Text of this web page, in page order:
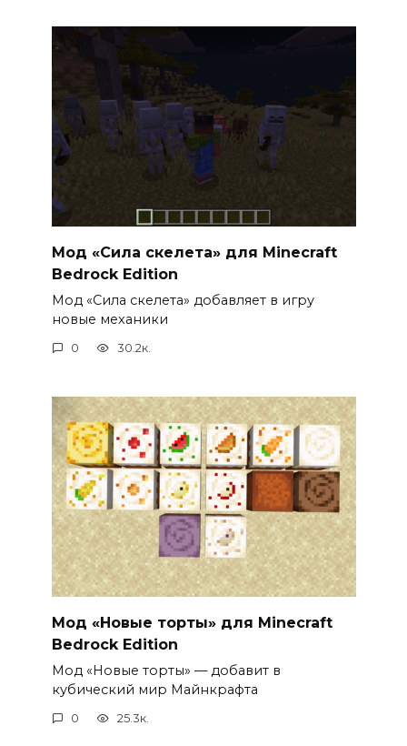
Мод «Сила скелета» для Minecraft
Bedrock Edition
Мод «Сила скелета» добавляет в игру
новые механики
0 30.2к.
Мод «Новые торты» для Minecraft
Bedrock Edition
Мод «Новые торты» — добавит в
кубический мир Майнкрафта
0 25.3к.